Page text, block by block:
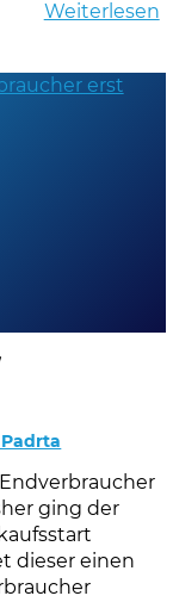
Weiterlesen
ging der
dieser einen